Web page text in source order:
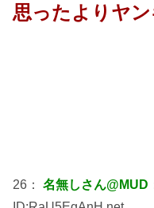
思ったよりヤン
26： 名無しさん@MUD